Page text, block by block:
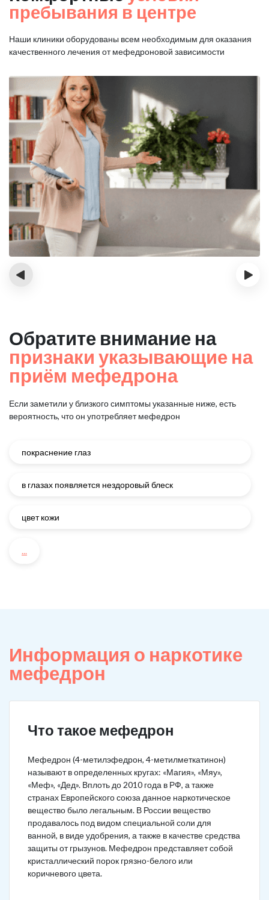
пребывания в центре
Наши клиники оборудованы всем необходимым для оказания
качественного лечения от мефедроновой зависимости
‹ ›
Обратите внимание на
признаки указывающие на
приём мефедрона
Если заметили у близкого симптомы указанные ниже, есть
вероятность, что он употребляет мефедрон
покраснение глаз
в глазах появляется нездоровый блеск
цвет кожи
...
Информация о наркотике
мефедрон
Что такое мефедрон
Мефедрон (4-метилэфедрон, 4-метилметкатинон)
называют в определенных кругах: «Магия», «Мяу»,
«Меф», «Дед». Вплоть до 2010 года в РФ, а также
странах Европейского союза данное наркотическое
вещество было легальным. В России вещество
продавалось под видом специальной соли для
ванной, в виде удобрения, а также в качестве средства
защиты от грызунов. Мефедрон представляет собой
кристаллический порок грязно-белого или
коричневого цвета.